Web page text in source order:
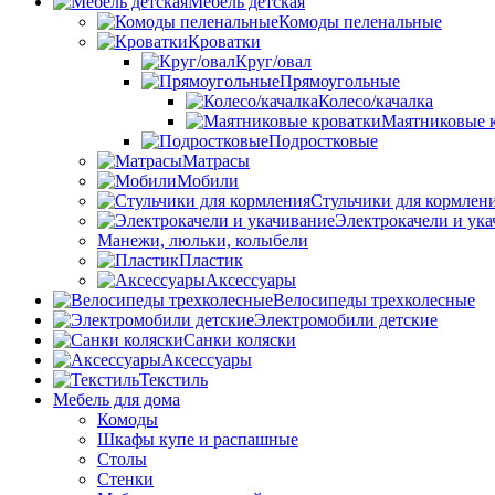
Комоды пеленальные
Кроватки
Круг/овал
Прямоугольные
Колесо/качалка
Маятниковые
Подростковые
Матрасы
Мобили
Стульчики для
Электрокачели и
Манежи, люльки, колыбели
Пластик
Аксессуары
Велосипеды трехколесные
Электромобили детские
Санки коляски
Аксессуары
Текстиль
Мебель для дома
Комоды
Шкафы купе и распашные
Столы
Стенки